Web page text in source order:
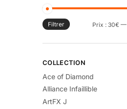
Filtrer Prix : 30€ —
COLLECTION
Ace of Diamond
Alliance Infaillible
ArtFX J